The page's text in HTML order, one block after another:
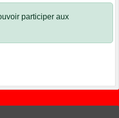
participer aux